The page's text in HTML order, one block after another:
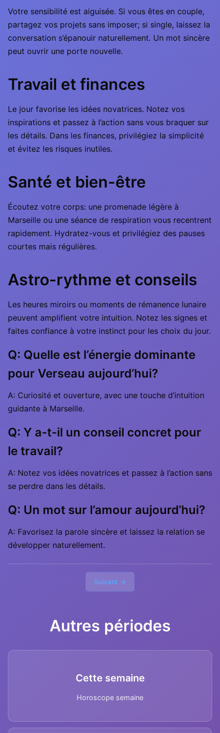
Votre sensibilité est aiguisée. Si vous êtes en couple,
partagez vos projets sans imposer; si single, laissez la
conversation s’épanouir naturellement. Un mot sincère
peut ouvrir une porte nouvelle.
Travail et finances
Le jour favorise les idées novatrices. Notez vos
inspirations et passez à l’action sans vous braquer sur
les détails. Dans les finances, privilégiez la simplicité
et évitez les risques inutiles.
Santé et bien-être
Écoutez votre corps: une promenade légère à
Marseille ou une séance de respiration vous recentrent
rapidement. Hydratez-vous et privilégiez des pauses
courtes mais régulières.
Astro-rythme et conseils
Les heures miroirs ou moments de rémanence lunaire
peuvent amplifient votre intuition. Notez les signes et
faites confiance à votre instinct pour les choix du jour.
Q: Quelle est l’énergie dominante
pour Verseau aujourd’hui?
A: Curiosité et ouverture, avec une touche d’intuition
guidante à Marseille.
Q: Y a-t-il un conseil concret pour
le travail?
A: Notez vos idées novatrices et passez à l’action sans
se perdre dans les détails.
Q: Un mot sur l’amour aujourd’hui?
A: Favorisez la parole sincère et laissez la relation se
développer naturellement.
Suivant →
Autres périodes
Cette semaine
Horoscope semaine